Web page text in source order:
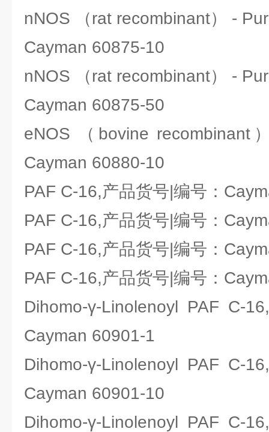
nNOS （rat recombinant） -
Cayman 60875-10
nNOS （rat recombinant） -
Cayman 60875-50
eNOS （bovine
Cayman 60880-10
PAF C-16,产品货号|编号：
PAF C-16,产品货号|编号：
PAF C-16,产品货号|编号：
PAF C-16,产品货号|编号：
Dihomo-γ-Linolenoyl PAF
Cayman 60901-1
Dihomo-γ-Linolenoyl PAF
Cayman 60901-10
Dihomo-γ-Linolenoyl PAF